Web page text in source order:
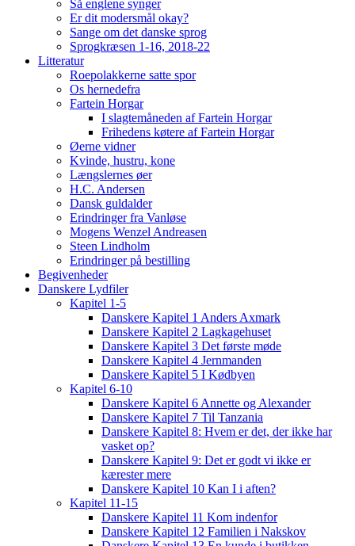
Så englene synger
Er dit modersmål okay?
Sange om det danske sprog
Sprogkræsen 1-16, 2018-22
Litteratur
Roepolakkerne satte spor
Os hernedefra
Fartein Horgar
I slagtemåneden af Fartein Horgar
Frihedens køtere af Fartein Horgar
Øerne vidner
Kvinde, hustru, kone
Længslernes øer
H.C. Andersen
Dansk guldalder
Erindringer fra Vanløse
Mogens Wenzel Andreasen
Steen Lindholm
Erindringer på bestilling
Begivenheder
Danskere Lydfiler
Kapitel 1-5
Danskere Kapitel 1 Anders Axmark
Danskere Kapitel 2 Lagkagehuset
Danskere Kapitel 3 Det første møde
Danskere Kapitel 4 Jernmanden
Danskere Kapitel 5 I Kødbyen
Kapitel 6-10
Danskere Kapitel 6 Annette og Alexander
Danskere Kapitel 7 Til Tanzania
Danskere Kapitel 8: Hvem er det, der ikke har
vasket op?
Danskere Kapitel 9: Det er godt vi ikke er
kærester mere
Danskere Kapitel 10 Kan I i aften?
Kapitel 11-15
Danskere Kapitel 11 Kom indenfor
Danskere Kapitel 12 Familien i Nakskov